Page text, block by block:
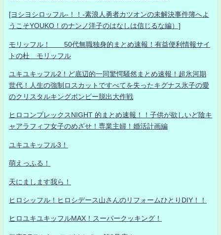
[ヨシヨシロッフル-！！-素浪人勇者カツオンの未解決事件簿へよ
うこそYOUKO！のナンノ洋子のはなしは信じるな編）]
モリッフル！ 50代無職独身的まとめ速報！有益便利情報サイ
トの杜 モリッフル
ユキユキッフル2！ど底辺的一同驚愕騒然まとめ速報！超氷河期
世代！人生の強制ロスカットですべてを失ったキグナス氷子の愛
のクリスタルキングボンビー脱出大作戦
ヒロコンプレックスNIGHT 的まとめ速報！！子供が欲しいど陰キ
ャアラフィフ女子のめざせ！専業主婦！婚活計画編
ユキユキッフル3！
萌えっふる！
天にまします我ら！
ヒロシッフル！ヒロシデース山さんのリフォームひとりDIY！！
ヒロユキユキッフルMAX！スーパークッキング！